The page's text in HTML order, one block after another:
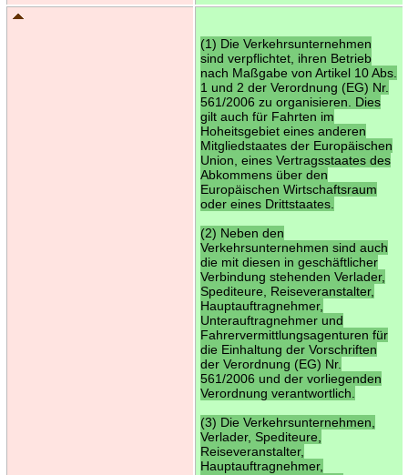
(1) Die Verkehrsunternehmen
sind verpflichtet, ihren Betrieb
nach Maßgabe von Artikel 10 Abs.
1 und 2 der Verordnung (EG) Nr.
561/2006 zu organisieren. Dies
gilt auch für Fahrten im
Hoheitsgebiet eines anderen
Mitgliedstaates der Europäischen
Union, eines Vertragsstaates des
Abkommens über den
Europäischen Wirtschaftsraum
oder eines Drittstaates.
(2) Neben den
Verkehrsunternehmen sind auch
die mit diesen in geschäftlicher
Verbindung stehenden Verlader,
Spediteure, Reiseveranstalter,
Hauptauftragnehmer,
Unterauftragnehmer und
Fahrervermittlungsagenturen für
die Einhaltung der Vorschriften
der Verordnung (EG) Nr.
561/2006 und der vorliegenden
Verordnung verantwortlich.
(3) Die Verkehrsunternehmen,
Verlader, Spediteure,
Reiseveranstalter,
Hauptauftragnehmer,